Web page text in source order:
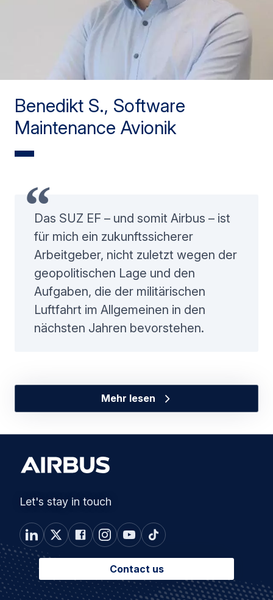
Benedikt S., Software
Maintenance Avionik
Das SUZ EF – und somit Airbus – ist
für mich ein zukunftssicherer
Arbeitgeber, nicht zuletzt wegen der
geopolitischen Lage und den
Aufgaben, die der militärischen
Luftfahrt im Allgemeinen in den
nächsten Jahren bevorstehen.
Mehr lesen
Let's stay in touch
Contact us